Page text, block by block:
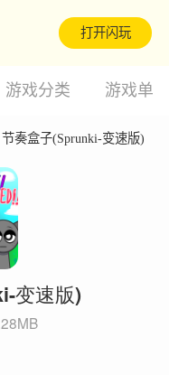
打开闪玩
游戏分类 游戏单
节奏盒子(Sprunki-变速版)
变速版)